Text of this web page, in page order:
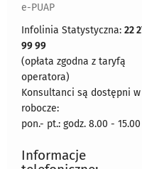
e-PUAP
Infolinia Statystyczna: 22
99 99
(opłata zgodna z taryfą
operatora)
Konsultanci są dostępni
robocze:
pon.- pt.: godz. 8.00 - 15.00
Informacje